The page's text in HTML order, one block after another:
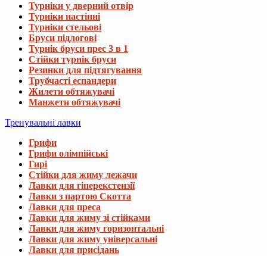
Турніки у дверний отвір
Турніки настінні
Турніки стельові
Бруси підлогові
Турнік бруси прес 3 в 1
Стійки турнік бруси
Резинки для підтягування
Трубчасті еспандери
Жилети обтяжувачі
Манжети обтяжувачі
Тренувальні лавки
Грифи
Грифи олімпійські
Гирі
Стійки для жиму лежачи
Лавки для гіперекстензії
Лавки з партою Скотта
Лавки для преса
Лавки для жиму зі стійками
Лавки для жиму горизонтальні
Лавки для жиму універсальні
Лавки для присідань